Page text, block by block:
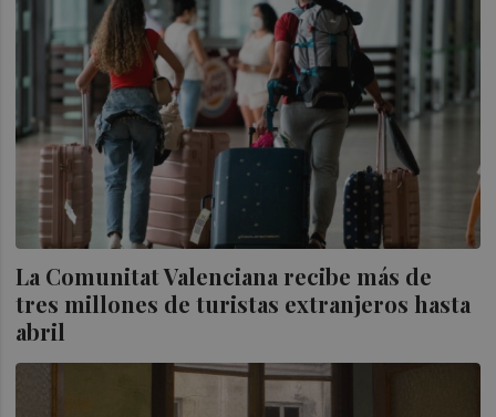
La Comunitat Valenciana recibe más de
tres millones de turistas extranjeros hasta
abril